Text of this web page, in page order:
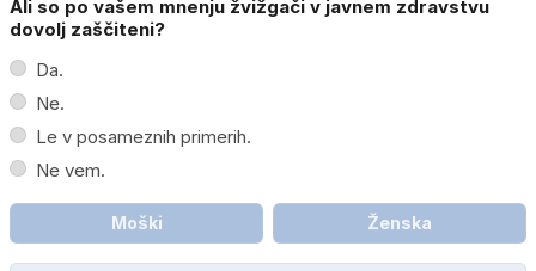
Ali so po vašem mnenju žvižgači v javnem zdravstvu
dovolj zaščiteni?
Da.
Ne.
Le v posameznih primerih.
Ne vem.
Moški Ženska